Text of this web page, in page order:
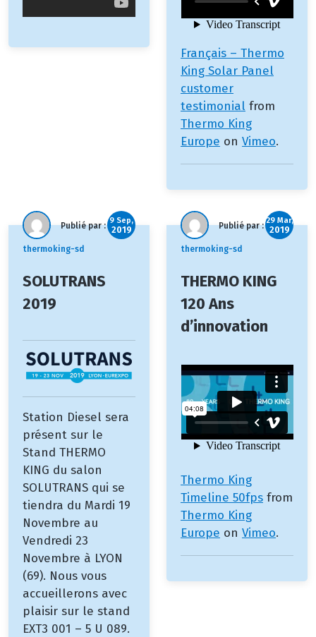
Français – Thermo
King Solar Panel
customer
testimonial from
Thermo King
Europe on Vimeo.
Publié par :
thermoking-sd
9 Sep,
2019
SOLUTRANS
2019
Station Diesel sera
présent sur le
Stand THERMO
KING du salon
SOLUTRANS qui se
tiendra du Mardi 19
Novembre au
Vendredi 23
Novembre à LYON
(69). Nous vous
accueillerons avec
plaisir sur le stand
EXT3 001 – 5 U 089.
Publié par :
thermoking-sd
29 Mar,
2019
THERMO KING
120 Ans
d’innovation
Thermo King
Timeline 50fps from
Thermo King
Europe on Vimeo.